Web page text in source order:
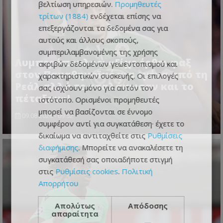
Λυμπερόπουλος: «Είχε έρθει φαξ
στον Παναθηναϊκό για εμένα από τη
Ρεάλ αλλά το τσαλάκωσαν και το
πέταξαν»!
09.08.2026 - 09:52
βελτίωση υπηρεσιών. Προμηθευτές
τρίτων (1884) ενδέχεται επίσης να
επεξεργάζονται τα δεδομένα σας για
αυτούς και άλλους σκοπούς,
συμπεριλαμβανομένης της χρήσης
ακριβών δεδομένων γεωεντοπισμού και
χαρακτηριστικών συσκευής. Οι επιλογές
σας ισχύουν μόνο για αυτόν τον
ιστότοπο. Ορισμένοι προμηθευτές
μπορεί να βασίζονται σε έννομο
συμφέρον αντί για συγκατάθεση· έχετε το
δικαίωμα να αντιταχθείτε στιςΡυθμίσεις
διαφήμισης. Μπορείτε να ανακαλέσετε τη
συγκατάθεσή σας οποιαδήποτε στιγμή
στις Ρυθμίσεις cookies. Πολιτική
Απορρήτου
Απολύτως
απαραίτητα
Απόδοσης